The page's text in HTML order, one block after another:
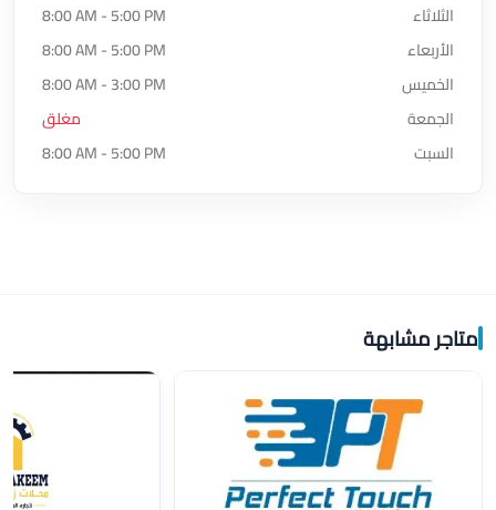
الثلاثاء
8:00 AM - 5:00 PM
الأربعاء
8:00 AM - 5:00 PM
الخميس
8:00 AM - 3:00 PM
الجمعة
مغلق
السبت
8:00 AM - 5:00 PM
متاجر مشابهة